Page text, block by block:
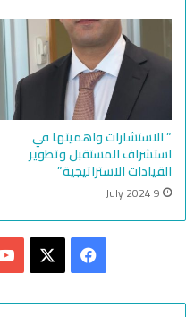
” الاستشارات واهميتها في
استشراف المستقبل وتطوير
القيادات الاستراتيجية”
9 July 2024
Facebook